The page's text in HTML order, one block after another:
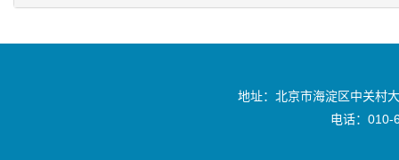
地址：北京市海淀区中关村
电话：